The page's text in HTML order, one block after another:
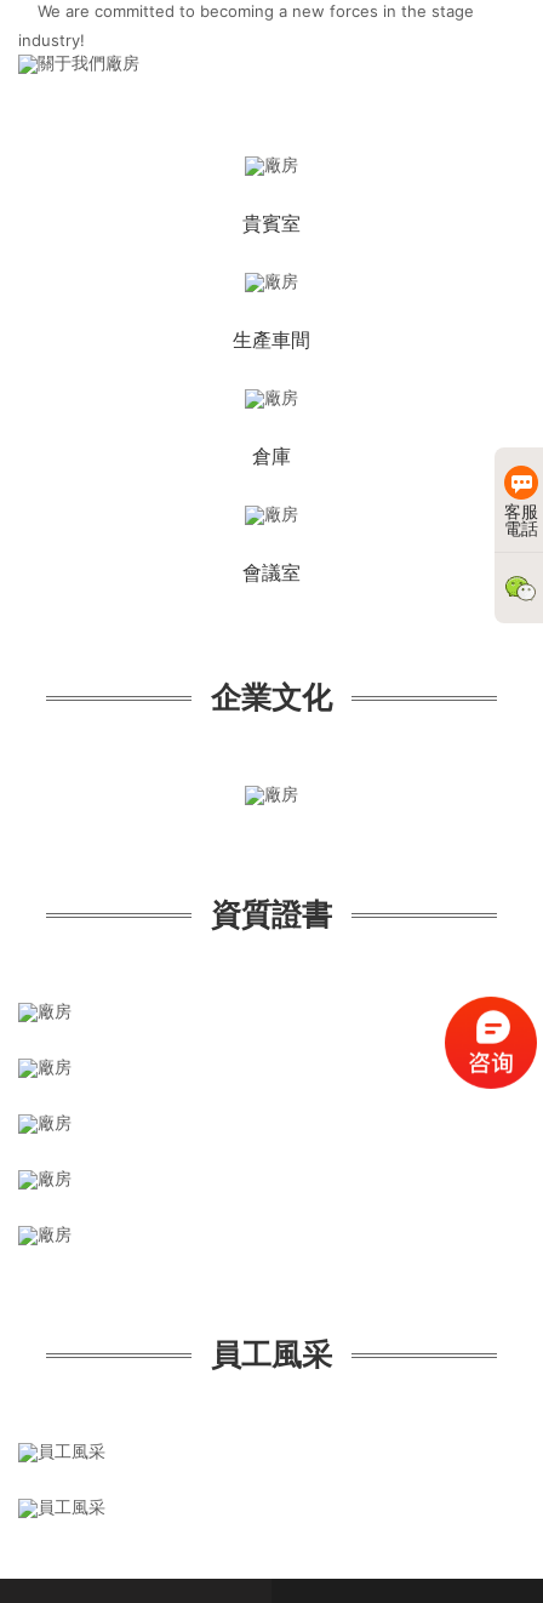
We are committed to becoming a new forces in the stage
industry!
貴賓室
生產車間
倉庫
會議室
企業文化
資質證書
員工風采
客服
電話